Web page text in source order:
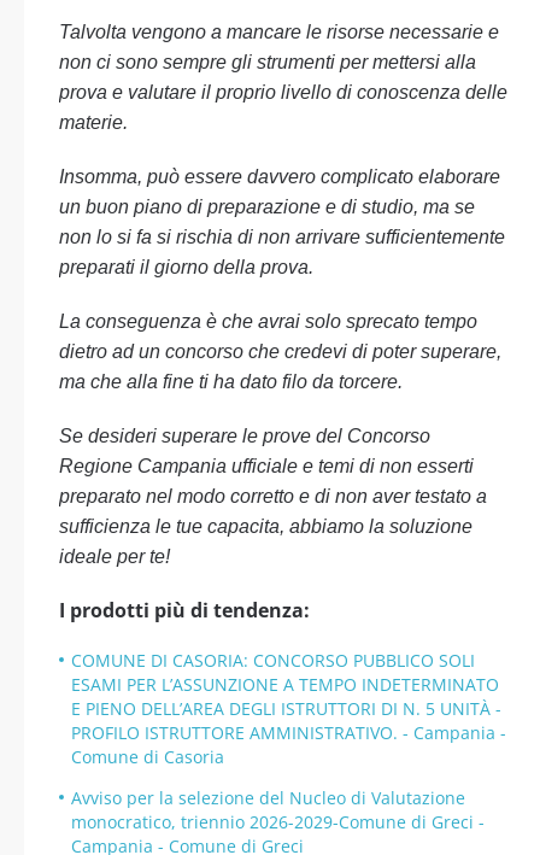
Talvolta vengono a mancare le risorse necessarie e
non ci sono sempre gli strumenti per mettersi alla
prova e valutare il proprio livello di conoscenza delle
materie.
Insomma, può essere davvero complicato elaborare
un buon piano di preparazione e di studio, ma se
non lo si fa si rischia di non arrivare sufficientemente
preparati il giorno della prova.
La conseguenza è che avrai solo sprecato tempo
dietro ad un concorso che credevi di poter superare,
ma che alla fine ti ha dato filo da torcere.
Se desideri superare le prove del Concorso
Regione Campania ufficiale e temi di non esserti
preparato nel modo corretto e di non aver testato a
sufficienza le tue capacita, abbiamo la soluzione
ideale per te!
I prodotti più di tendenza:
COMUNE DI CASORIA: CONCORSO PUBBLICO SOLI
ESAMI PER L’ASSUNZIONE A TEMPO INDETERMINATO
E PIENO DELL’AREA DEGLI ISTRUTTORI DI N. 5 UNITÀ -
PROFILO ISTRUTTORE AMMINISTRATIVO. - Campania -
Comune di Casoria
Avviso per la selezione del Nucleo di Valutazione
monocratico, triennio 2026-2029-Comune di Greci -
Campania - Comune di Greci